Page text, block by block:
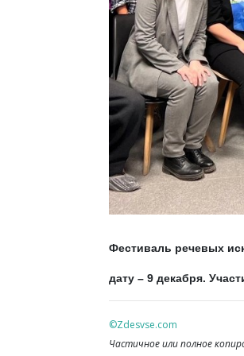
Фестиваль речевых
дату – 9 декабря.
©Zdesvse.com
Частичное или полное